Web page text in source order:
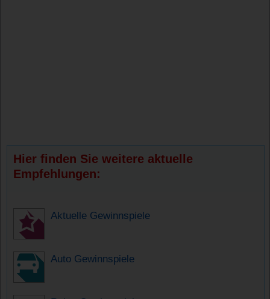
Hier finden Sie weitere aktuelle
Empfehlungen:
Aktuelle Gewinnspiele
Auto Gewinnspiele